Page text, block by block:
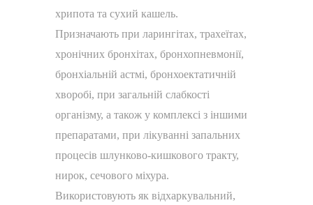
хрипота та сухий кашель.
Призначають при ларингітах, трахеїтах,
хронічних бронхітах, бронхопневмонії,
бронхіальній астмі, бронхоектатичній
хворобі, при загальній слабкості
організму, а також у комплексі з іншими
препаратами, при лікуванні запальних
процесів шлунково-кишкового тракту,
нирок, сечового міхура.
Використовують як відхаркувальний,